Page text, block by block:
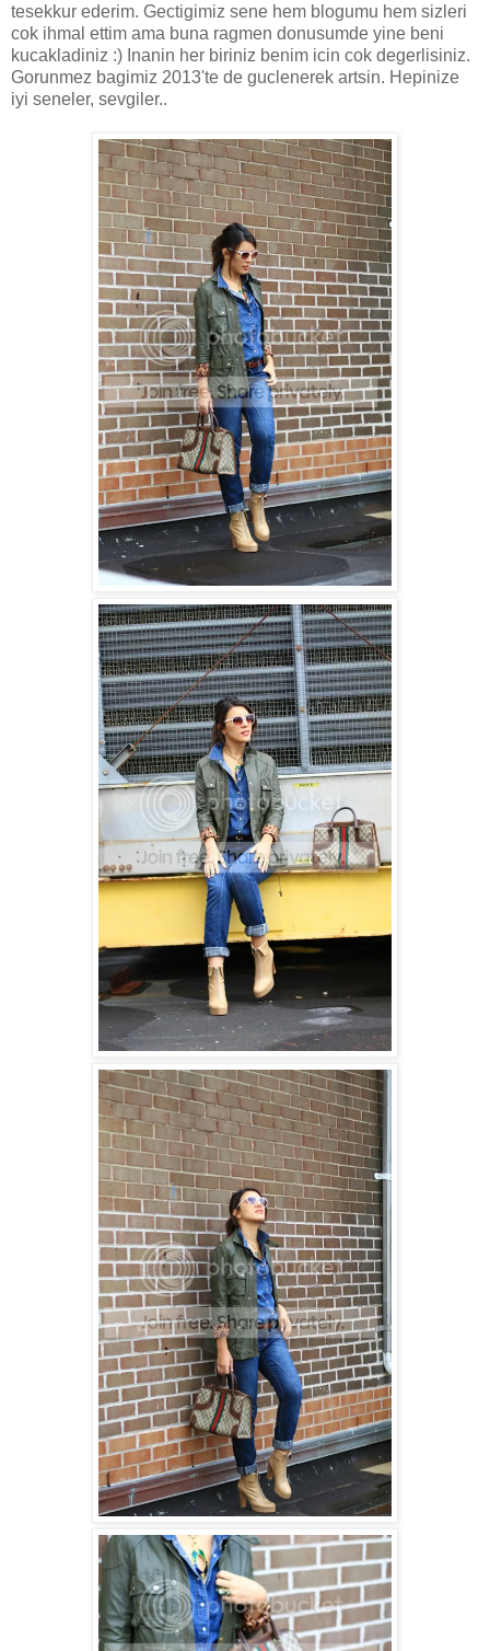
tesekkur ederim. Gectigimiz sene hem blogumu hem sizleri
cok ihmal ettim ama buna ragmen donusumde yine beni
kucakladiniz :) Inanin her biriniz benim icin cok degerlisiniz.
Gorunmez bagimiz 2013'te de guclenerek artsin. Hepinize
iyi seneler, sevgiler..